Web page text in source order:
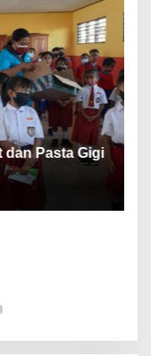
dan Pasta Gigi